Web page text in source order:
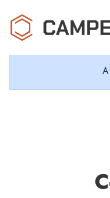
Cerramos en